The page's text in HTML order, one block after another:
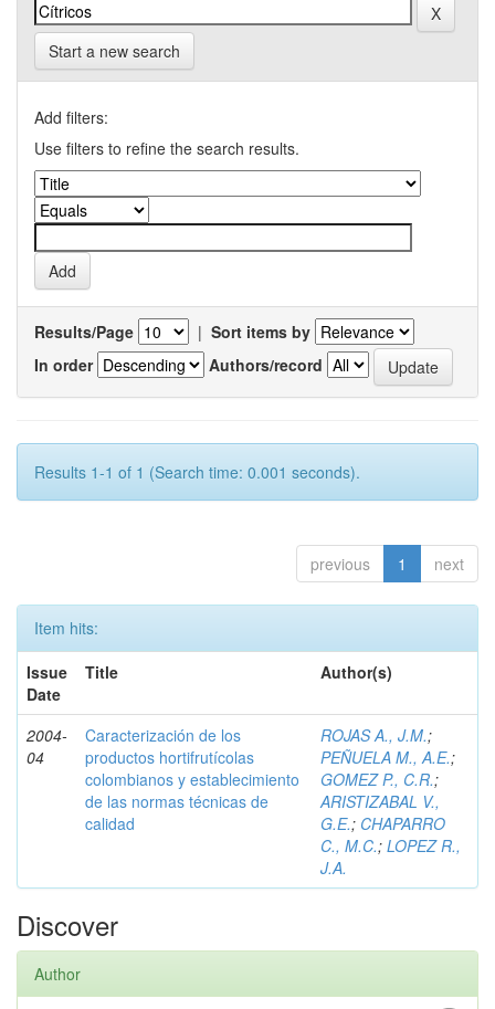
Start a new search
Add filters:
Use filters to refine the search results.
Results/Page | Sort items by
In order
Authors/record
Results 1-1 of 1 (Search time: 0.001 seconds).
previous 1 next
Item hits:
Issue
Date
Title Author(s)
2004-
04
Caracterización de los
productos hortifrutícolas
colombianos y establecimiento
de las normas técnicas de
calidad
ROJAS A., J.M.;
PEÑUELA M., A.E.;
GOMEZ P., C.R.;
ARISTIZABAL V.,
G.E.; CHAPARRO
C., M.C.; LOPEZ R.,
J.A.
Discover
Author